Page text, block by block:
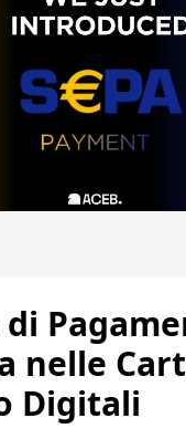
di
nelle
Digitali